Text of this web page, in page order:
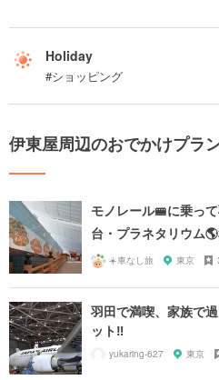
Holiday
#ショッピング
伊東屋周辺のおでかけプラ
モノレール🚝に乗っ
台・プラネタリウム
☀️車なし旅 東京
羽田で満喫、家族で
ット‼
yukaring-627 東京